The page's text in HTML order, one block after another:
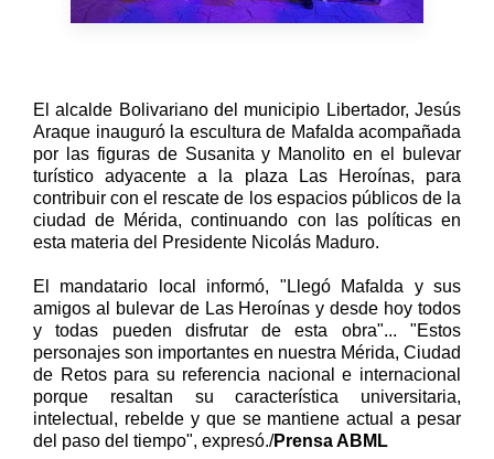
El alcalde Bolivariano del municipio Libertador, Jesús
Araque inauguró la escultura de Mafalda acompañada
por las figuras de Susanita y Manolito en el bulevar
turístico adyacente a la plaza Las Heroínas, para
contribuir con el rescate de los espacios públicos de la
ciudad de Mérida, continuando con las políticas en
esta materia del Presidente Nicolás Maduro.
El mandatario local informó, "Llegó Mafalda y sus
amigos al bulevar de Las Heroínas y desde hoy todos
y todas pueden disfrutar de esta obra"... "Estos
personajes son importantes en nuestra Mérida, Ciudad
de Retos para su referencia nacional e internacional
porque resaltan su característica universitaria,
intelectual, rebelde y que se mantiene actual a pesar
del paso del tiempo", expresó./Prensa ABML